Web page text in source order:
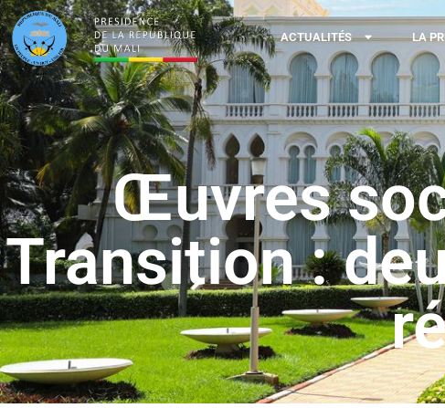
ACTUALITÉS LA
Œuvres
Transition :